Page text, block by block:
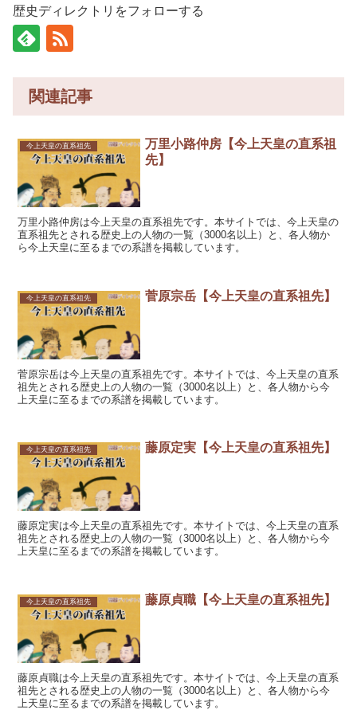
歴史ディレクトリをフォローする
関連記事
今上天皇の直系祖先
万里小路仲房【今上天皇の直系祖
先】
万里小路仲房は今上天皇の直系祖先です。本サイトでは、今上天皇の
直系祖先とされる歴史上の人物の一覧（3000名以上）と、各人物か
ら今上天皇に至るまでの系譜を掲載しています。
今上天皇の直系祖先 菅原宗岳【今上天皇の直系祖先】
菅原宗岳は今上天皇の直系祖先です。本サイトでは、今上天皇の直系
祖先とされる歴史上の人物の一覧（3000名以上）と、各人物から今
上天皇に至るまでの系譜を掲載しています。
今上天皇の直系祖先 藤原定実【今上天皇の直系祖先】
藤原定実は今上天皇の直系祖先です。本サイトでは、今上天皇の直系
祖先とされる歴史上の人物の一覧（3000名以上）と、各人物から今
上天皇に至るまでの系譜を掲載しています。
今上天皇の直系祖先 藤原貞職【今上天皇の直系祖先】
藤原貞職は今上天皇の直系祖先です。本サイトでは、今上天皇の直系
祖先とされる歴史上の人物の一覧（3000名以上）と、各人物から今
上天皇に至るまでの系譜を掲載しています。